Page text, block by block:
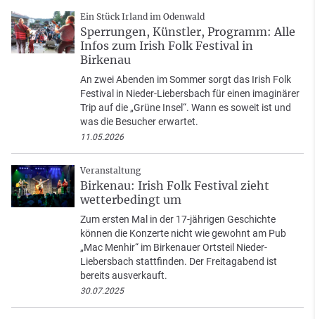
Ein Stück Irland im Odenwald
Sperrungen, Künstler, Programm: Alle
Infos zum Irish Folk Festival in
Birkenau
An zwei Abenden im Sommer sorgt das Irish Folk
Festival in Nieder-Liebersbach für einen imaginärer
Trip auf die „Grüne Insel“. Wann es soweit ist und
was die Besucher erwartet.
11.05.2026
Veranstaltung
Birkenau: Irish Folk Festival zieht
wetterbedingt um
Zum ersten Mal in der 17-jährigen Geschichte
können die Konzerte nicht wie gewohnt am Pub
„Mac Menhir“ im Birkenauer Ortsteil Nieder-
Liebersbach stattfinden. Der Freitagabend ist
bereits ausverkauft.
30.07.2025